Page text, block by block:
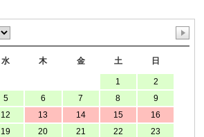
水 木 金 土 日
1
2
5 6 7 8
9
12 13 14 15
16
19 20 21 22
23